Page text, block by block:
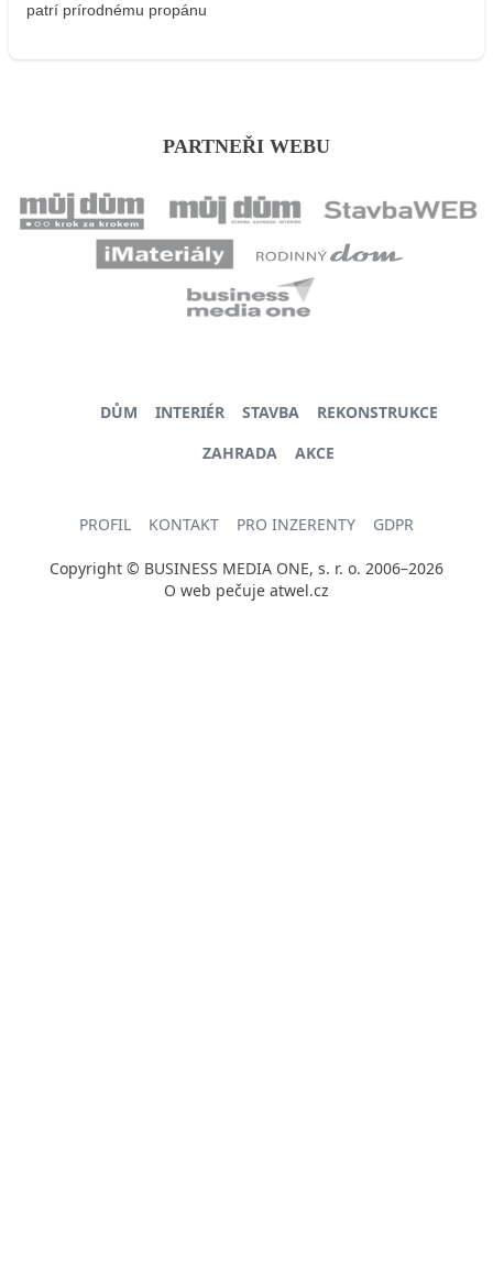
patrí prírodnému propánu
PARTNEŘI WEBU
DŮM INTERIÉR STAVBA
REKONSTRUKCE
ZAHRADA
AKCE
PROFIL KONTAKT PRO INZERENTY GDPR
Copyright © BUSINESS MEDIA ONE, s. r. o. 2006–2026